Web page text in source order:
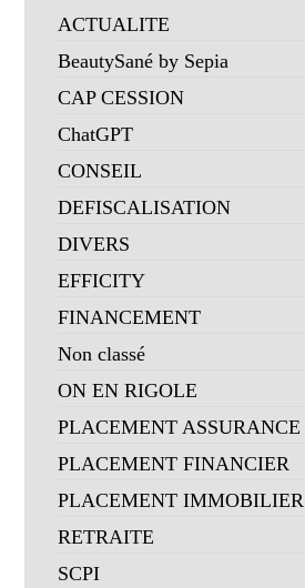
ACTUALITE
BeautySané by Sepia
CAP CESSION
ChatGPT
CONSEIL
DEFISCALISATION
DIVERS
EFFICITY
FINANCEMENT
Non classé
ON EN RIGOLE
PLACEMENT ASSURANCE
PLACEMENT FINANCIER
PLACEMENT IMMOBILIER
RETRAITE
SCPI